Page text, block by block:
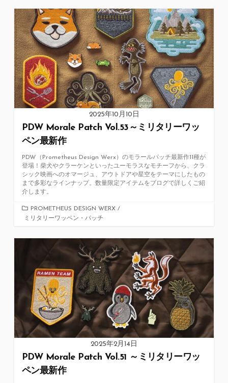
リ
ー
2025年10月10日
PDW Morale Patch Vol.53～ミリタリーワッ
ペン最新作
PDW（Prometheus Design Werx）のモラールパッチ最新作11種が
登場！柴犬やクラーケンといったユーモラスなモチーフから、クラ
シック映画へのオマージュ、アウトドアや星空をテーマにしたもの
まで多彩なラインナップ。数量限定アイテムをブログで詳しくご紹
介します。
カ
テ
リ
PROMETHEUS DESIGN WERX /
ミリタリーワッペン・パッチ
2025年2月14日
PDW Morale Patch Vol.51 ～ミリタリーワッ
ペン最新作